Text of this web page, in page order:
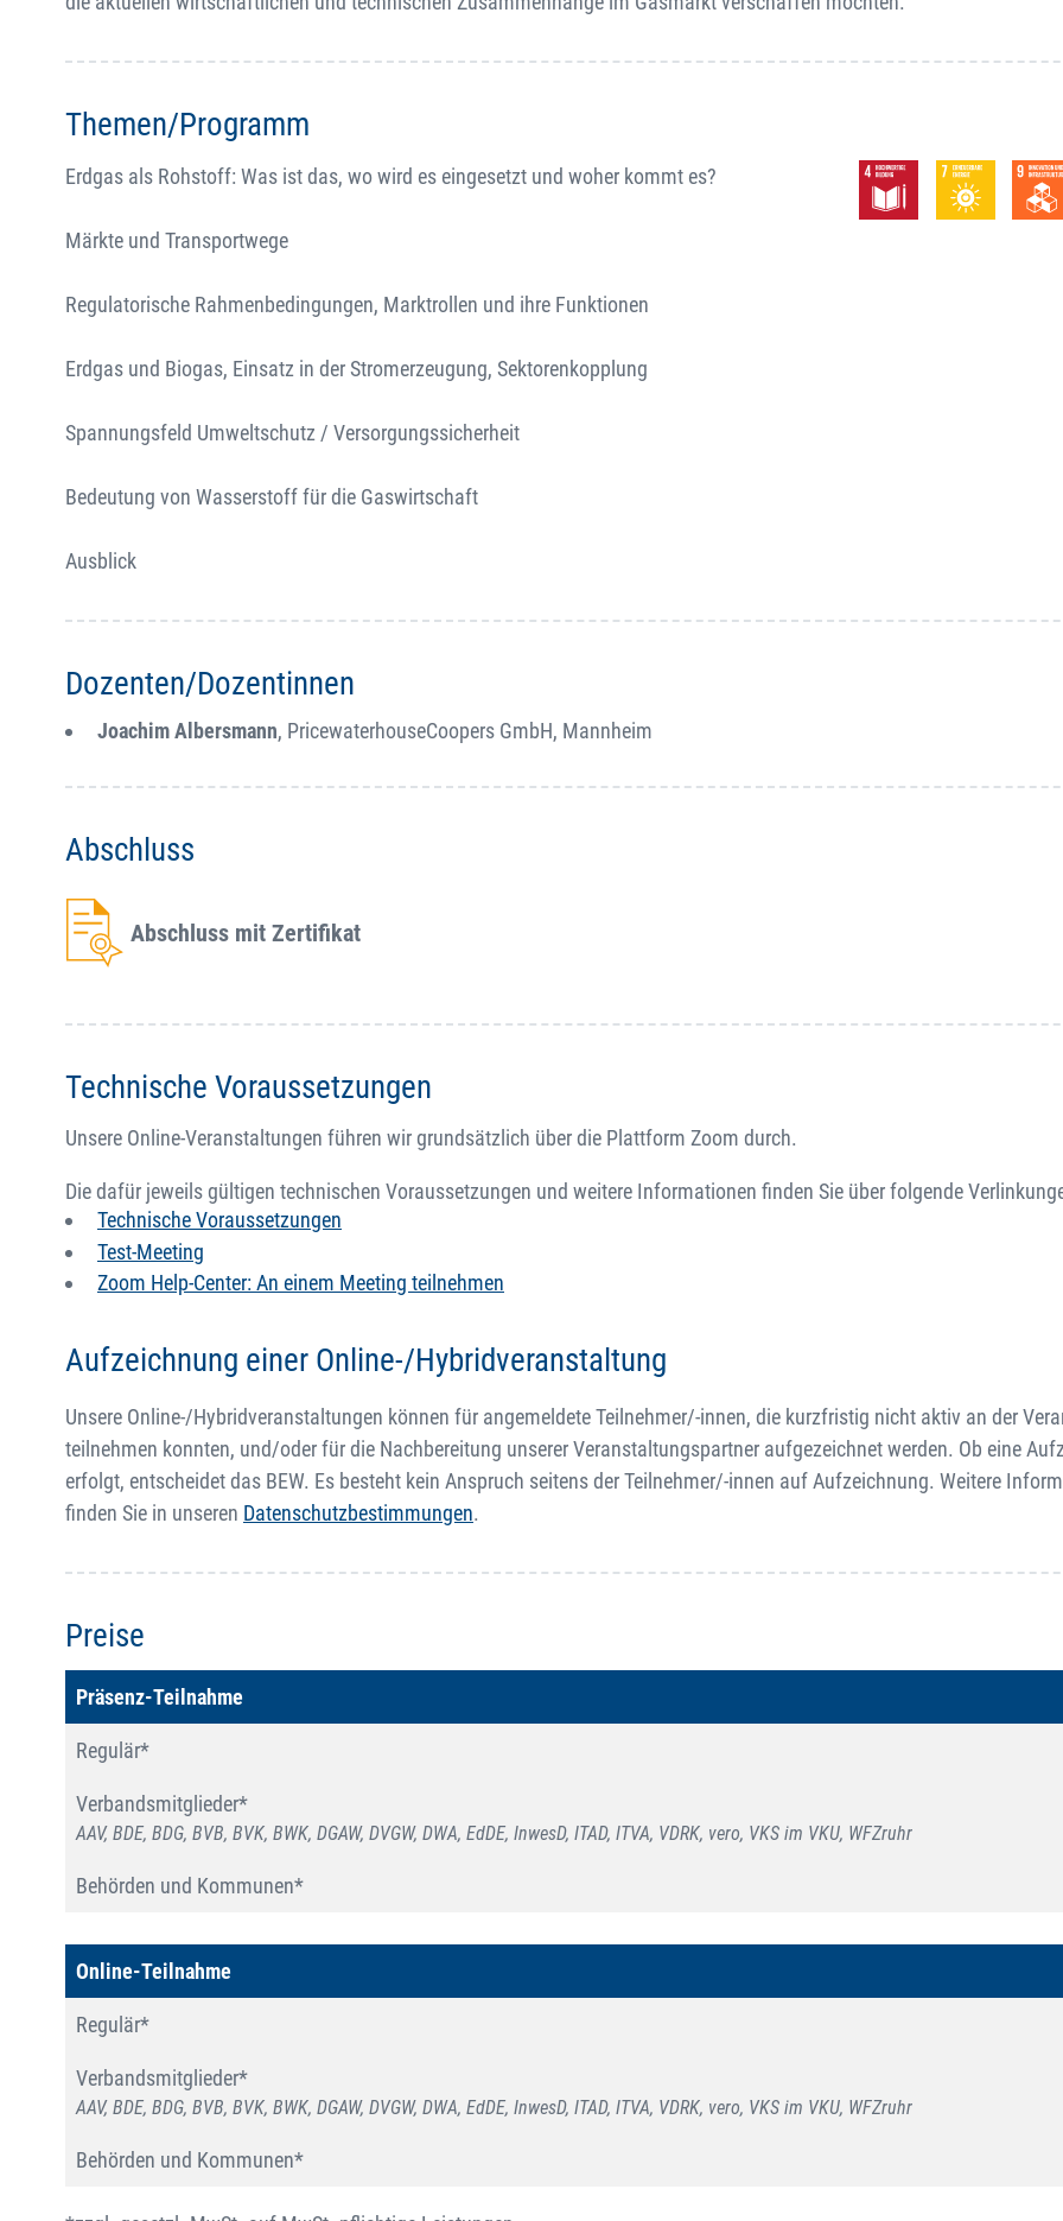
Themen/Programm
Erdgas als Rohstoff: Was ist das, wo wird es eingesetzt und woher kommt es?
Märkte und Transportwege
Regulatorische Rahmenbedingungen, Marktrollen und ihre Funktionen
Erdgas und Biogas, Einsatz in der Stromerzeugung, Sektorenkopplung
Spannungsfeld Umweltschutz / Versorgungssicherheit
Bedeutung von Wasserstoff für die Gaswirtschaft
Ausblick
Dozenten/Dozentinnen
Joachim Albersmann, PricewaterhouseCoopers GmbH, Mannheim
Abschluss
Abschluss mit Zertifikat
Technische Voraussetzungen
Unsere Online-Veranstaltungen führen wir grundsätzlich über die Plattform Zoom durch.
Die dafür jeweils gültigen technischen Voraussetzungen und weitere Informationen finden Sie über folgende
Technische Voraussetzungen
Test-Meeting
Zoom Help-Center: An einem Meeting teilnehmen
Aufzeichnung einer Online-/Hybridveranstaltung
Unsere Online-/Hybridveranstaltungen können für angemeldete Teilnehmer/-innen, die kurzfristig nicht aktiv an der
teilnehmen konnten, und/oder für die Nachbereitung unserer Veranstaltungspartner aufgezeichnet werden. Ob eine
erfolgt, entscheidet das BEW. Es besteht kein Anspruch seitens der Teilnehmer/-innen auf Aufzeichnung. Weitere
finden Sie in unseren Datenschutzbestimmungen.
Preise
Präsenz-Teilnahme
Regulär*
Verbandsmitglieder*
AAV, BDE, BDG, BVB, BVK, BWK, DGAW, DVGW, DWA, EdDE, InwesD, ITAD, ITVA, VDRK, vero, VKS im VKU, WFZruhr
Behörden und Kommunen*
Online-Teilnahme
Regulär*
Verbandsmitglieder*
AAV, BDE, BDG, BVB, BVK, BWK, DGAW, DVGW, DWA, EdDE, InwesD, ITAD, ITVA, VDRK, vero, VKS im VKU, WFZruhr
Behörden und Kommunen*